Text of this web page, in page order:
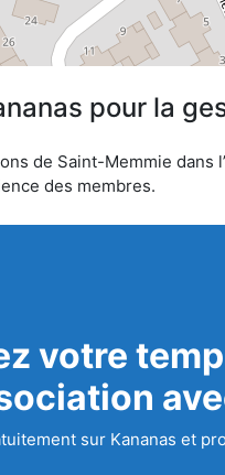
pour la
de Saint-Memmie
des membres.
votre
sur Kananas et